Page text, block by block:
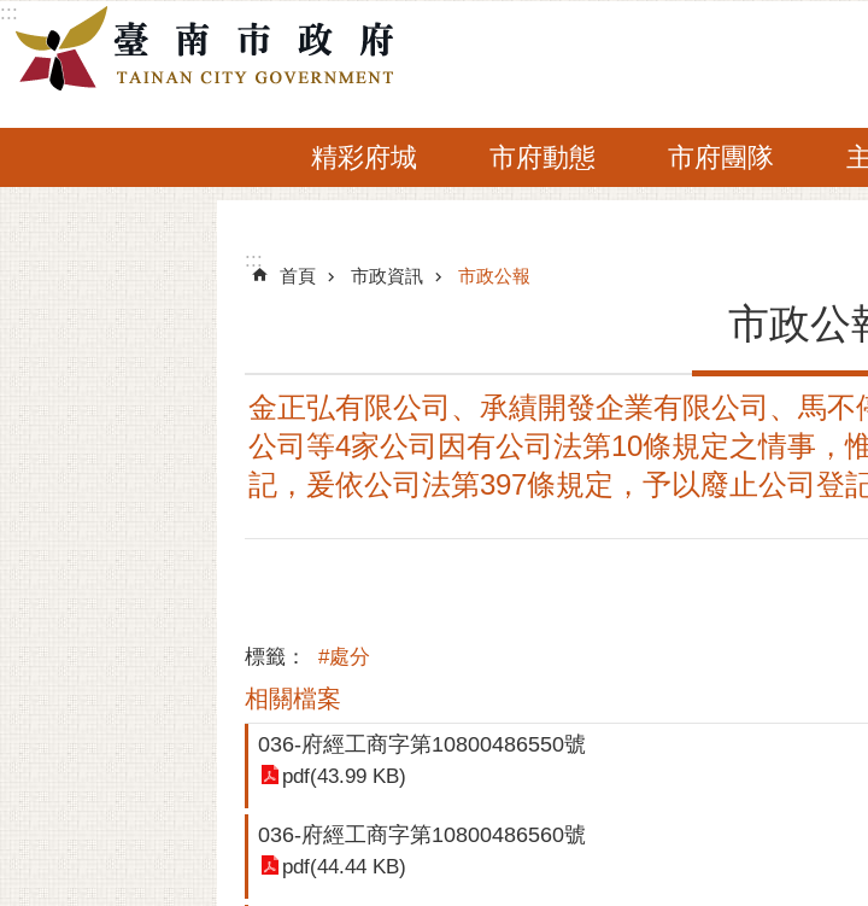
跳到主要內容區塊
:::
精彩府城 市府動態 市府團隊
:::
:::
首頁 市政資訊 市政公報
市政公
金正弘有限公司、承績開發企業有限公司、馬
公司等4家公司因有公司法第10條規定之情事，
記，爰依公司法第397條規定，予以廢止公司登記
標籤： #處分
相關檔案
036-府經工商字第10800486550號
pdf(43.99 KB)
036-府經工商字第10800486560號
pdf(44.44 KB)